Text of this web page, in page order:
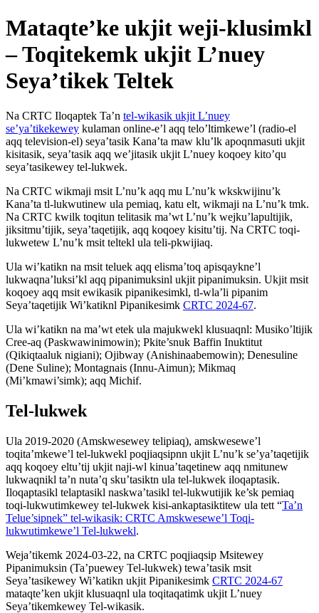
Mataqte’ke ukjit weji-klusimkl
– Toqitekemk ukjit L’nuey
Seya’tikek Teltek
Na CRTC Iloqaptek Ta’n tel-wikasik ukjit L’nuey
se’ya’tikekewey kulaman online-e’l aqq telo’ltimkewe’l (radio-el
aqq television-el) seya’tasik Kana’ta maw klu’lk apoqnmasuti ukjit
kisitasik, seya’tasik aqq we’jitasik ukjit L’nuey koqoey kito’qu
seya’tasikewey tel-lukwek.
Na CRTC wikmaji msit L’nu’k aqq mu L’nu’k wkskwijinu’k
Kana’ta tl-lukwutinew ula pemiaq, katu elt, wikmaji na L’nu’k tmk.
Na CRTC kwilk toqitun telitasik ma’wt L’nu’k wejku’lapultijik,
jiksitmu’tijik, seya’taqetijik, aqq koqoey kisitu’tij. Na CRTC toqi-
lukwetew L’nu’k msit teltekl ula teli-pkwijiaq.
Ula wi’katikn na msit teluek aqq elisma’toq apisqaykne’l
lukwaqna’luksi’kl aqq pipanimuksinl ukjit pipanimuksin. Ukjit msit
koqoey aqq msit ewikasik pipanikesimkl, tl-wla’li pipanim
Seya’taqetijik Wi’katiknl Pipanikesimk CRTC 2024-67.
Ula wi’katikn na ma’wt etek ula majukwekl klusuaqnl: Musiko’ltijik
Cree-aq (Paskwawinimowin); Pkite’snuk Baffin Inuktitut
(Qikiqtaaluk nigiani); Ojibway (Anishinaabemowin); Denesuline
(Dene Suline); Montagnais (Innu-Aimun); Mikmaq
(Mi’kmawi’simk); aqq Michif.
Tel-lukwek
Ula 2019-2020 (Amskwesewey telipiaq), amskwesewe’l
toqita’mkewe’l tel-lukwekl poqjiaqsipnn ukjit L’nu’k se’ya’taqetijik
aqq koqoey eltu’tij ukjit naji-wl kinua’taqetinew aqq nmitunew
lukwaqnikl ta’n nuta’q sku’tasiktn ula tel-lukwek iloqaptasik.
Iloqaptasikl telaptasikl naskwa’tasikl tel-lukwutijik ke’sk pemiaq
toqi-lukwutimkewey tel-lukwek kisi-ankaptasiktitew ula tett “Ta’n
Telue’sipnek” tel-wikasik: CRTC Amskwesewe’l Toqi-
lukwutimkewe’l Tel-lukwekl.
Weja’tikemk 2024-03-22, na CRTC poqjiaqsip Msitewey
Pipanimuksin (Ta’puewey Tel-lukwek) tewa’tasik msit
Seya’tasikewey Wi’katikn ukjit Pipanikesimk CRTC 2024-67
mataqte’ken ukjit klusuaqnl ula toqitaqatimk ukjit L’nuey
Seya’tikemkewey Tel-wikasik.